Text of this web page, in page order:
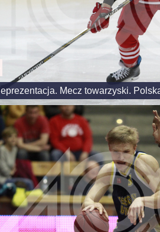
Mecz towarzyski.